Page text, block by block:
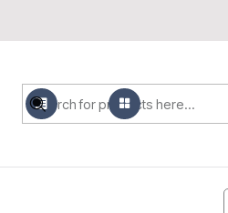
MENU PRODUCTOS